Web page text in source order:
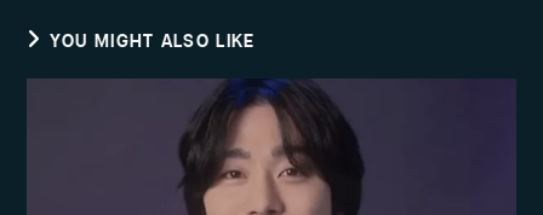
YOU MIGHT ALSO LIKE